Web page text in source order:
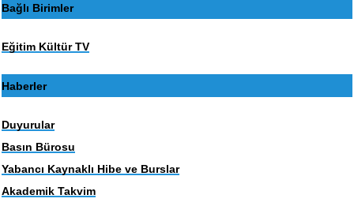
Bağlı Birimler
Eğitim Kültür TV
Haberler
Duyurular
Basın Bürosu
Yabancı Kaynaklı Hibe ve Burslar
Akademik Takvim